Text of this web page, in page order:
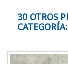
30 OTROS
CATEGORÍA: